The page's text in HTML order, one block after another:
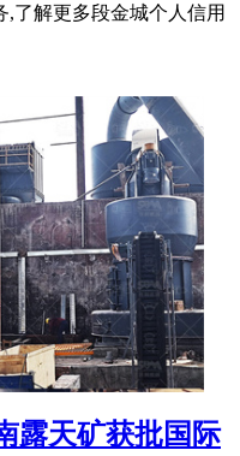
了解更多段金城个人信用
露天矿获批国际